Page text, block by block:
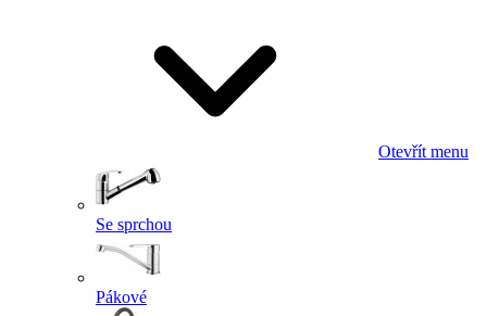
Otevřít menu
Se sprchou
Pákové